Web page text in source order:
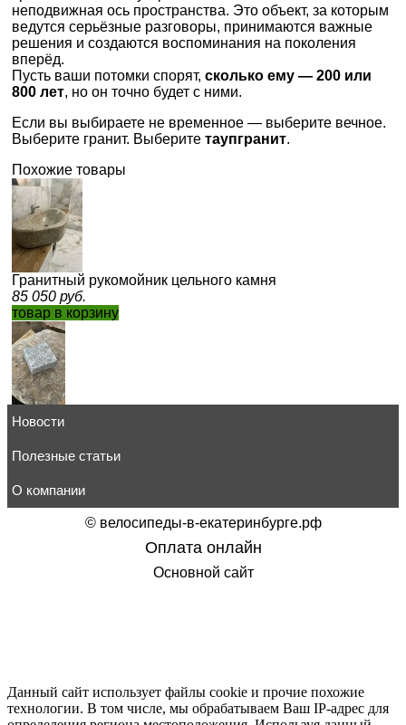
неподвижная ось пространства. Это объект, за которым
ведутся серьёзные разговоры, принимаются важные
решения и создаются воспоминания на поколения
вперёд.
Пусть ваши потомки спорят, сколько ему — 200 или
800 лет, но он точно будет с ними.
Если вы выбираете не временное — выберите вечное.
Выберите гранит. Выберите таупгранит.
Похожие товары
Гранитный рукомойник цельного камня
85 050 руб.
товар в корзину
Кляйне гранит эконом
товар в корзину
Отделочный гранитный фасадный камень
Гранитный тандыр каменный таупгранит
Новости
Полезные статьи
О компании
© велосипеды-в-екатеринбурге.рф
Оплата онлайн
Основной сайт
Данный сайт использует файлы cookie и прочие похожие
технологии. В том числе, мы обрабатываем Ваш IP-адрес для